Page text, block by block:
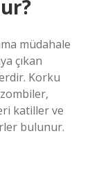
müdahale
çıkan
Korku
katiller ve
bulunur.